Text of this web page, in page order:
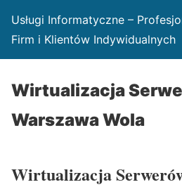
Usługi Informatyczne –
Firm i Klientów Indywidualnych
Wirtualizacja
Warszawa Wola
Wirtualizacja